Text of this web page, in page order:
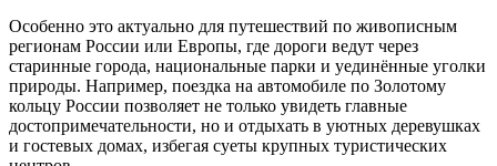
Особенно это актуально для путешествий по живописным
регионам России или Европы, где дороги ведут через
старинные города, национальные парки и уединённые уголки
природы. Например, поездка на автомобиле по Золотому
кольцу России позволяет не только увидеть главные
достопримечательности, но и отдыхать в уютных деревушках
и гостевых домах, избегая суеты крупных туристических